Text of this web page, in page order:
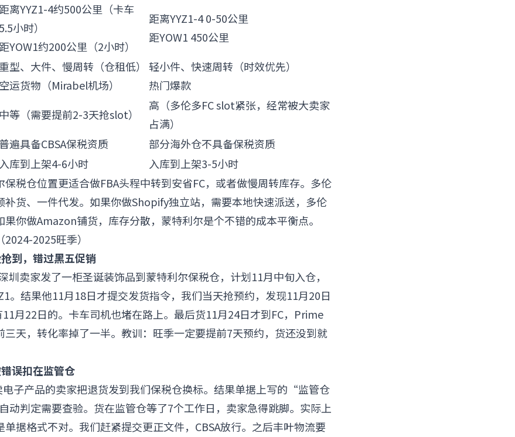
距离YYZ1-4约500公里（卡车
5.5小时）
距YOW1约200公里（2小时）
距离YYZ1-4 0-50公里
距YOW1 450公里
型、大件、慢周转（仓租低）
空运货物（Mirabel机场）
轻小件、快速周转（时效优先）
热门爆款
中等（需要提前2-3天抢slot）
高（多伦多FC slot紧张，经常被大卖家
占满）
普遍具备CBSA保税资质
部分海外仓不具备保税资质
入库到上架4-6小时
入库到上架3-5小时
税仓位置更适合做FBA头程中转到安省FC，或者做慢周转库存。多伦
补货、一件代发。如果你做Shopify独立站，需要本地快速派送，多伦
你做Amazon铺货，库存分散，蒙特利尔是个不错的成本平衡点。
2025旺季）
到，错过黑五促销
圳卖家发了一柜圣诞装饰品到蒙特利尔保税仓，计划11月中旬入仓，
。结果他11月18日才提交发货指令，我们当天抢预约，发现11月20日
月22日的。卡车司机也堵在路上。最后货11月24日才到FC，Prime
三天，转化率掉了一半。教训：旺季一定要提前7天预约，货还没到就
误扣在监管仓
子产品的卖家把退货发到我们保税仓换标。结果单据上写的“监管仓
动判定需要查验。货在监管仓等了7个工作日，卖家急得跳脚。实际上
据格式不对。我们赶紧提交更正文件，CBSA放行。之后丰叶物流要